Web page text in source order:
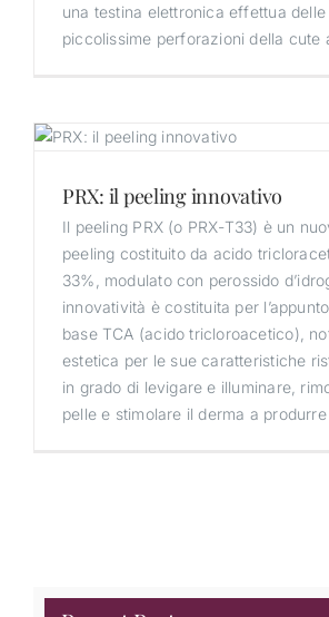
una testina elettronica effettua delle
piccolissime perforazioni della cute
PRX: il peeling innovativo
Il peeling PRX (o PRX-T33) è un
peeling costituito da acido
33%, modulato con perossido
innovatività è costituita per
base TCA (acido tricloroacetico),
estetica per le sue caratteristiche
in grado di levigare e illuminare,
pelle e stimolare il derma a